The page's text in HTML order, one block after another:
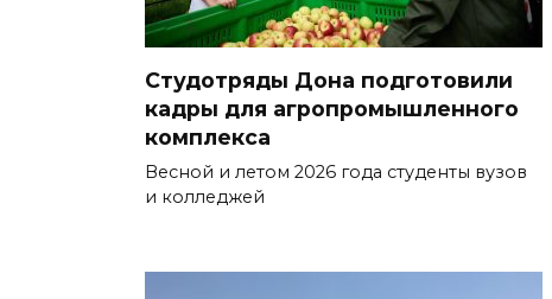
Студотряды Дона подготовили
кадры для агропромышленного
комплекса
Весной и летом 2026 года студенты вузов
и колледжей